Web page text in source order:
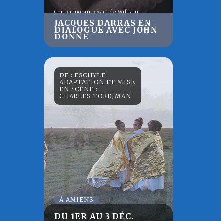
JACQUES DARRAS EN
DIALOGUE AVEC JOHN
DONNE
Contemporain exact de William
Shakespeare, John Donne ne s’efface pas
comme lui derrière les personnages de
son théâtre, il fait de sa propre vie un
poème en première personne.
DE : ESCHYLE
ADAPTATION ET MISE
EN SCÈNE :
CHARLES TORDJMAN
À AMIENS
DU 1ER AU 3 DÉC.